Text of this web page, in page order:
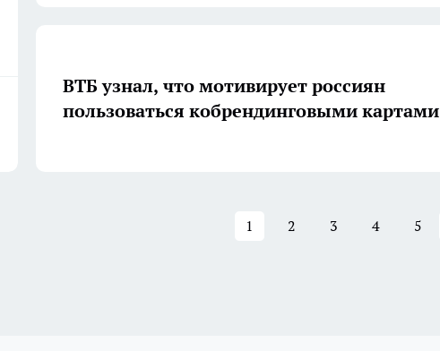
ВТБ узнал, что мотивирует россиян
пользоваться кобрендинговыми картами
1 2 3 4 5